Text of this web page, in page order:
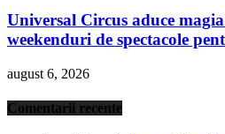
Universal Circus aduce
weekenduri de spectacole
august 6, 2026
Comentarii recente